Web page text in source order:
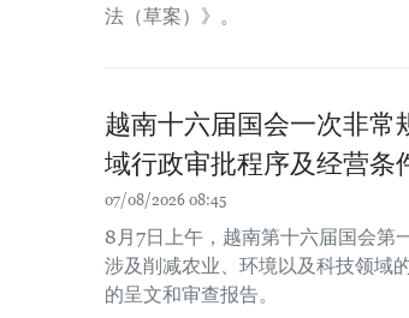
法（草案）》。
越南十六届国会一次非常
域行政审批程序及经营条
07/08/2026 08:45
8月7日上午，越南第十六届国会第
涉及削减农业、环境以及科技领域
的呈文和审查报告。